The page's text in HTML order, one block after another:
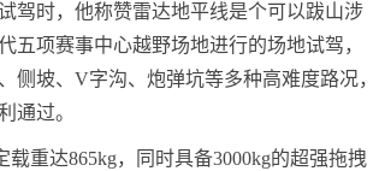
驾时，他称赞雷达地平线是个可以跋山涉
项赛事中心越野场地进行的场地试驾，
坡、V字沟、炮弹坑等多种高难度路况，
通过。
重达865kg，同时具备3000kg的超强拖拽